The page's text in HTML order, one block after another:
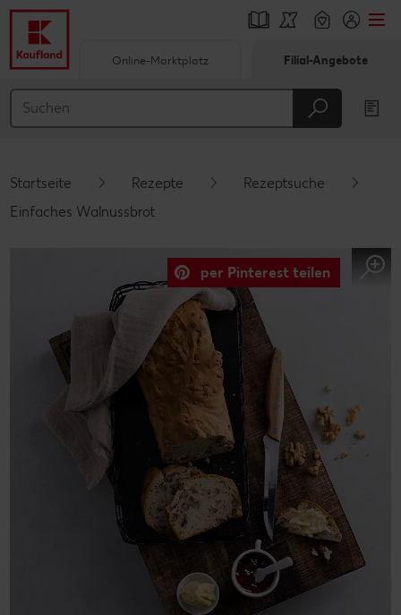
Hauptinhalt
Schwebender Seitenbereich
Online-Marktplatz Filial-Angebote
Startseite Rezepte
Rezeptsuche
Einfaches Walnussbrot
per Pinterest teilen